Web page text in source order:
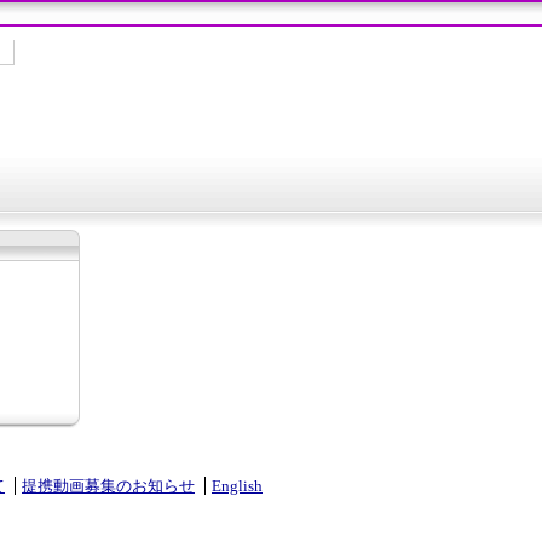
提携動画募集のお知らせ English